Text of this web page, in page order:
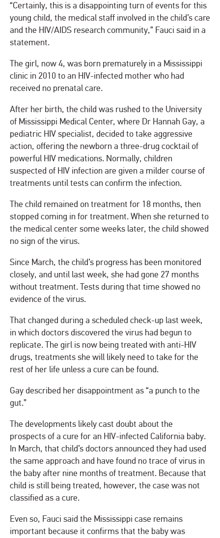
“Certainly, this is a disappointing turn of events for this
young child, the medical staff involved in the child’s care
and the HIV/AIDS research community,” Fauci said in a
statement.
The girl, now 4, was born prematurely in a Mississippi
clinic in 2010 to an HIV-infected mother who had
received no prenatal care.
After her birth, the child was rushed to the University
of Mississippi Medical Center, where Dr Hannah Gay, a
pediatric HIV specialist, decided to take aggressive
action, offering the newborn a three-drug cocktail of
powerful HIV medications. Normally, children
suspected of HIV infection are given a milder course of
treatments until tests can confirm the infection.
The child remained on treatment for 18 months, then
stopped coming in for treatment. When she returned to
the medical center some weeks later, the child showed
no sign of the virus.
Since March, the child’s progress has been monitored
closely, and until last week, she had gone 27 months
without treatment. Tests during that time showed no
evidence of the virus.
That changed during a scheduled check-up last week,
in which doctors discovered the virus had begun to
replicate. The girl is now being treated with anti-HIV
drugs, treatments she will likely need to take for the
rest of her life unless a cure can be found.
Gay described her disappointment as “a punch to the
gut.”
The developments likely cast doubt about the
prospects of a cure for an HIV-infected California baby.
In March, that child’s doctors announced they had used
the same approach and have found no trace of virus in
the baby after nine months of treatment. Because that
child is still being treated, however, the case was not
classified as a cure.
Even so, Fauci said the Mississippi case remains
important because it confirms that the baby was